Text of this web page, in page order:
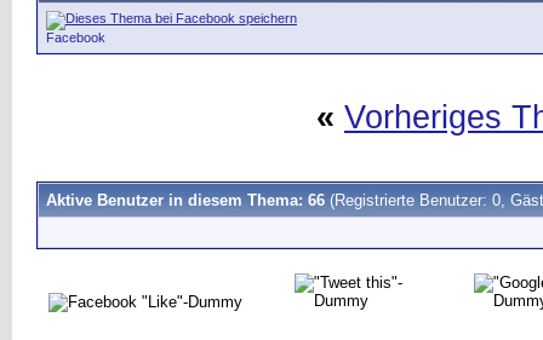
Facebook
« Vorheriges
Aktive Benutzer in diesem Thema: 66 (Registrierte Benutzer: 0,